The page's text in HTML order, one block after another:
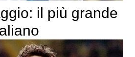
il più grande